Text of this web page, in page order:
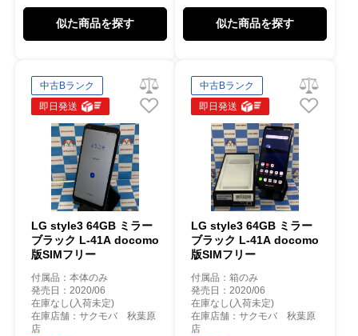
似た商品を探す 似た商品を探す
中古Bランク
即日発送
LG style3 64GB ミラー
ブラック L-41A docomo
版SIMフリー
付属品：本体のみ
発売日：2020/06
在庫なし(入荷未定)
在庫店舗：サクモバ 秋葉原
店
中古Bランク
即日発送
LG style3 64GB ミラー
ブラック L-41A docomo
版SIMフリー
付属品：箱のみ
発売日：2020/06
在庫なし(入荷未定)
在庫店舗：サクモバ 秋葉原
店